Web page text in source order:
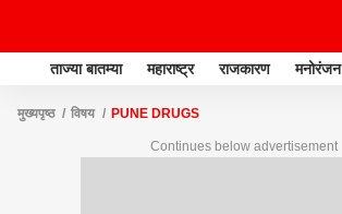
ताज्या बातम्या महाराष्ट्र राजकारण मनोरंजन
मुख्यपृष्ठ विषय PUNE DRUGS
Continues below advertisement